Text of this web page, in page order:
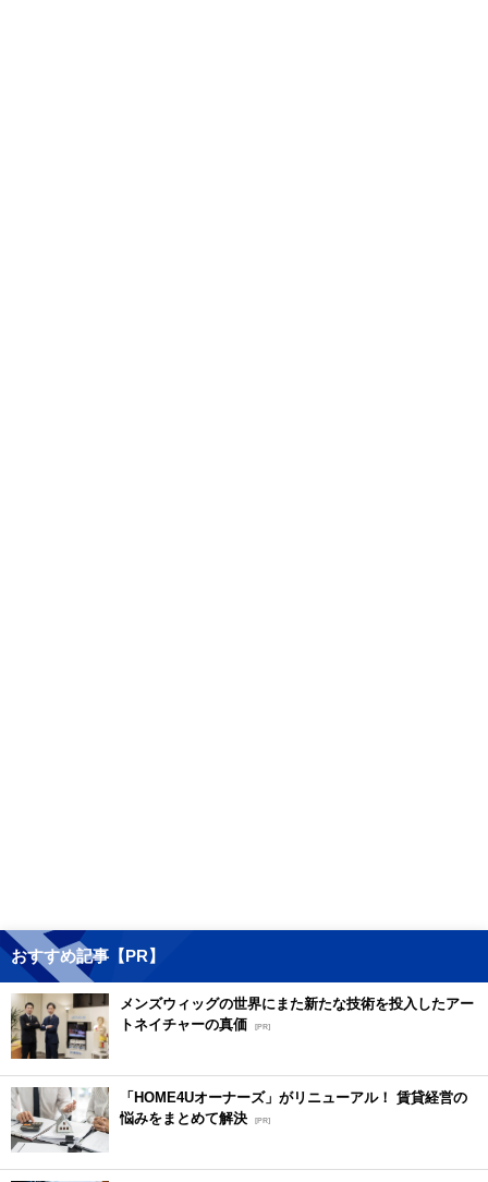
おすすめ記事【PR】
メンズウィッグの世界にまた新たな技術を投入したアー
トネイチャーの真価 [PR]
「HOME4Uオーナーズ」がリニューアル！ 賃貸経営の
悩みをまとめて解決 [PR]